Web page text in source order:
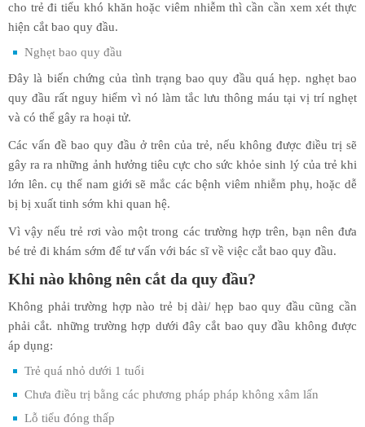
cho trẻ đi tiểu khó khăn hoặc viêm nhiễm thì cần cần xem xét thực
hiện cắt bao quy đầu.
Nghẹt bao quy đầu
Đây là biến chứng của tình trạng bao quy đầu quá hẹp. nghẹt bao
quy đầu rất nguy hiểm vì nó làm tắc lưu thông máu tại vị trí nghẹt
và có thể gây ra hoại tử.
Các vấn đề bao quy đầu ở trên của trẻ, nếu không được điều trị sẽ
gây ra ra những ảnh hưởng tiêu cực cho sức khỏe sinh lý của trẻ khi
lớn lên. cụ thể nam giới sẽ mắc các bệnh viêm nhiễm phụ, hoặc dễ
bị bị xuất tinh sớm khi quan hệ.
Vì vậy nếu trẻ rơi vào một trong các trường hợp trên, bạn nên đưa
bé trẻ đi khám sớm để tư vấn với bác sĩ về việc cắt bao quy đầu.
Khi nào không nên cắt da quy đầu?
Không phải trường hợp nào trẻ bị dài/ hẹp bao quy đầu cũng cần
phải cắt. những trường hợp dưới đây cắt bao quy đầu không được
áp dụng:
Trẻ quá nhỏ dưới 1 tuổi
Chưa điều trị bằng các phương pháp pháp không xâm lấn
Lỗ tiểu đóng thấp